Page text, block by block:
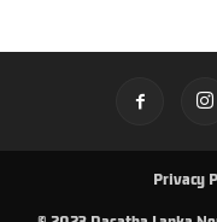
Privacy